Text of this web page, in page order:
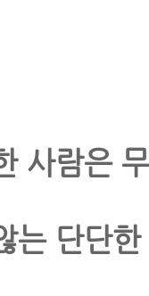
사람은
는 단단